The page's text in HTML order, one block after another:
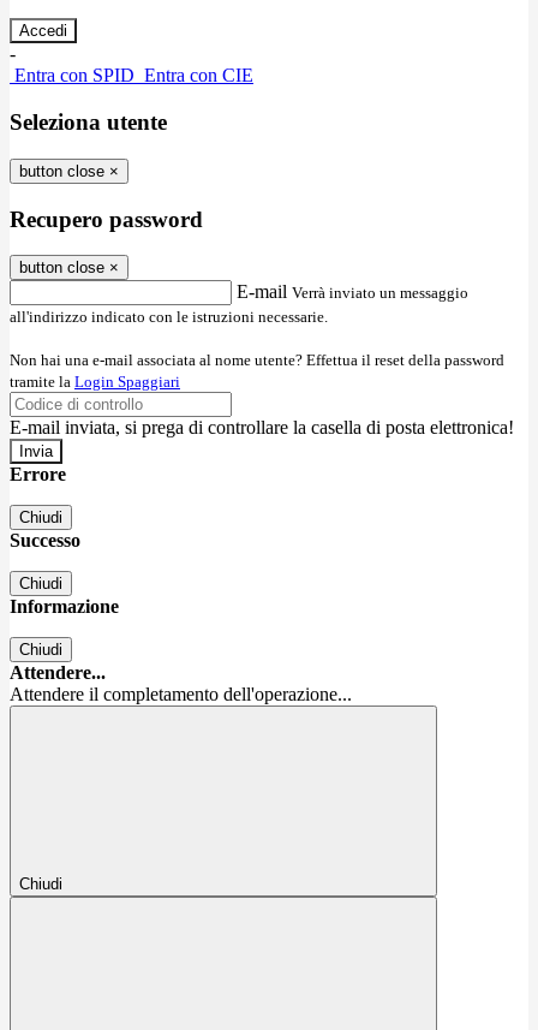
-
Entra con SPID Entra con CIE
Seleziona utente
button close ×
Recupero password
button close ×
E-mail Verrà inviato un messaggio
all'indirizzo indicato con le istruzioni necessarie.
Non hai una e-mail associata al nome utente? Effettua il reset della password
tramite la Login Spaggiari
E-mail inviata, si prega di controllare la casella di posta elettronica!
Errore
Chiudi
Successo
Chiudi
Informazione
Chiudi
Attendere...
Attendere il completamento dell'operazione...
Chiudi